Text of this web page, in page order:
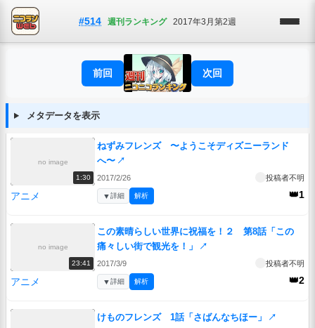
#514 週刊ランキング 2017年3月第2週
前回 次回
メタデータを表示
no image
1:30
ねずみフレンズ 〜ようこそディズニーランド
へ〜 ↗
2017/2/26 投稿者不明
アニメ 👑1
▼詳細 解析
no image
23:41
この素晴らしい世界に祝福を！２ 第8話「この
痛々しい街で観光を！」
↗
2017/3/9 投稿者不明
アニメ 👑2
▼詳細 解析
けものフレンズ 1話「さばんなちほー」 ↗